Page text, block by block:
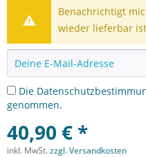
Benachrichtigt
wieder lieferbar
Die
genommen.
40,90 € *
inkl. MwSt.zzgl. Versandkosten